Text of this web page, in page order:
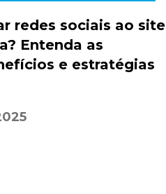
redes sociais ao site
Entenda as
e estratégias